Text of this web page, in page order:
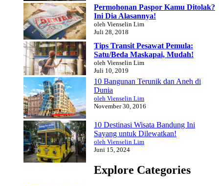
Permohonan Paspor Kamu Ditolak?
Ini Dia Alasannya!
oleh Vienselin Lim
Juli 28, 2018
Tips Transit Pesawat Pemula:
Satu/Beda Maskapai, Mudah!
oleh Vienselin Lim
Juli 10, 2019
10 Bangunan Terunik dan Aneh di
Dunia
oleh Vienselin Lim
November 30, 2016
10 Destinasi Wisata Bandung Ini
Sayang untuk Dilewatkan!
oleh Vienselin Lim
Juni 15, 2024
Explore Categories